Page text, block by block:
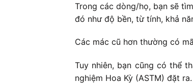
Trong các dòng/họ, bạn sẽ
đó như độ bền, từ tính, khả
Các mác cũ hơn thường có
Tuy nhiên, bạn cũng có thể
nghiệm Hoa Kỳ (ASTM) đặt ra.